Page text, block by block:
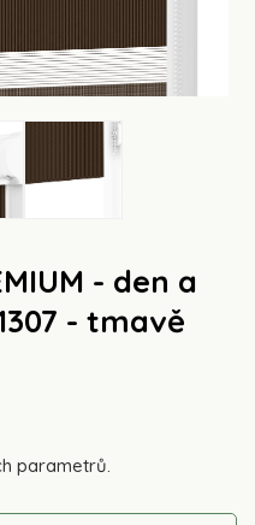
- den a
- tmavě
parametrů.